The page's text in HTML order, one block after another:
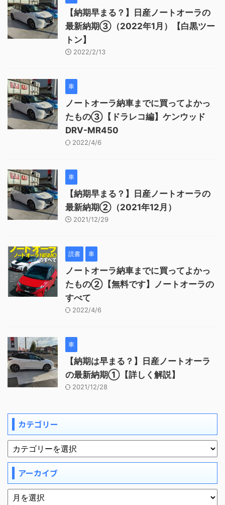
【納期早まる？】日産ノートオーラの
最新納期③（2022年1月）【白黒ツー
トン】
2022/2/13
車
ノートオーラ納車までに買ってよかっ
たもの③【ドラレコ編】ケンウッド
DRV-MR450
2022/4/6
車
【納期早まる？】日産ノートオーラの
最新納期②（2021年12月）
2021/12/29
読書 車
ノートオーラ納車までに買ってよかっ
たもの②【無料です】ノートオーラの
すべて
2022/4/6
車
【納期は早まる？】日産ノートオーラ
の最新納期①【詳しく解説】
2021/12/28
カテゴリー
アーカイブ